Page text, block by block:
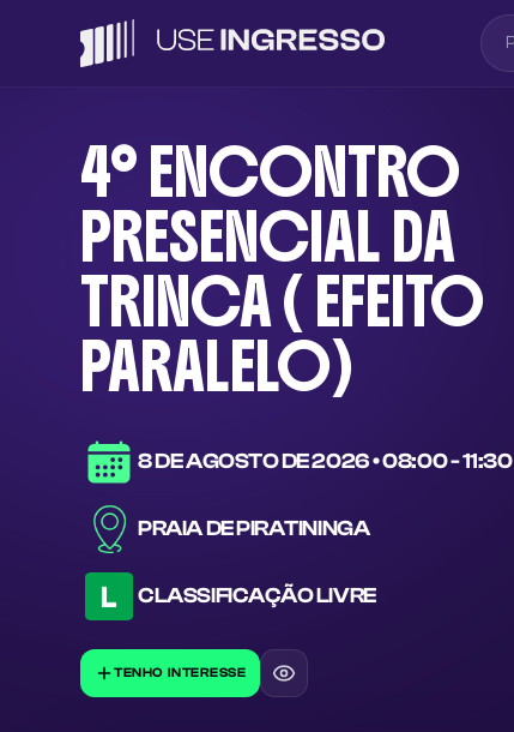
4° ENCONTRO
PRESENCIAL DA
TRINCA ( EFEITO
PARALELO)
8 DE AGOSTO DE 2026•08:00 - 11:30
PRAIA DE PIRATININGA
CLASSIFICAÇÃOLIVRE
TENHO INTERESSE